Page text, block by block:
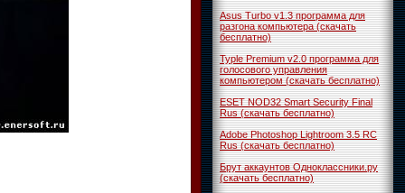
Asus Turbo v1.3 программа для
разгона компьютера (скачать
бесплатно)
Typle Premium v2.0 программа для
голосового управления
компьютером (скачать бесплатно)
ESET NOD32 Smart Security Final
Rus (скачать бесплатно)
Adobe Photoshop Lightroom 3.5 RC
Rus (скачать бесплатно)
Брут аккаунтов Одноклассники.ру
(скачать бесплатно)